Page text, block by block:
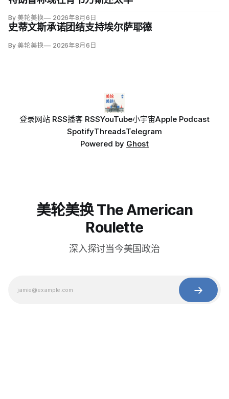
By 美轮美换 2026年8月6日
史蒂文斯承诺团结支持埃尔萨耶德
By 美轮美换 2026年8月6日
登录网站 RSS播客 RSSYouTube小宇宙Apple Podcast
SpotifyThreadsTelegram
Powered by Ghost
美轮美换 The American
Roulette
深入探讨当今美国政治